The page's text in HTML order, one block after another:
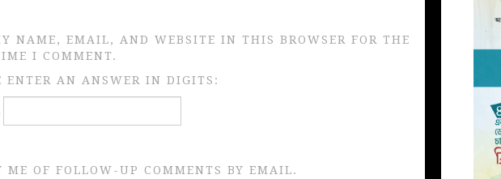
NAME, EMAIL, AND WEBSITE IN THIS BROWSER FOR THE
I COMMENT.
ENTER AN ANSWER IN DIGITS:
ME OF FOLLOW-UP COMMENTS BY EMAIL.